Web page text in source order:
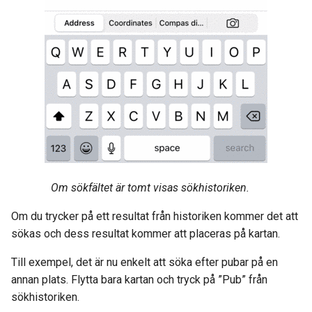
Om sökfältet är tomt visas sökhistoriken.
Om du trycker på ett resultat från historiken kommer det att
sökas och dess resultat kommer att placeras på kartan.
Till exempel, det är nu enkelt att söka efter pubar på en
annan plats. Flytta bara kartan och tryck på ”Pub” från
sökhistoriken.